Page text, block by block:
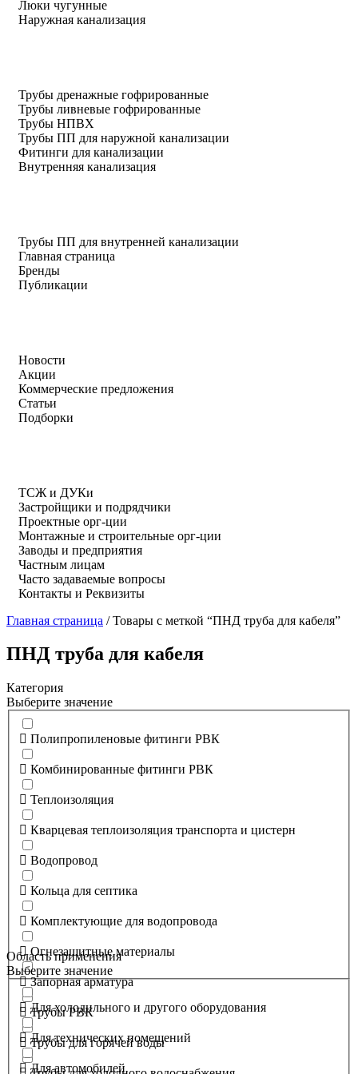
Люки чугунные
Наружная канализация
Трубы дренажные гофрированные
Трубы ливневые гофрированные
Трубы НПВХ
Трубы ПП для наружной канализации
Фитинги для канализации
Внутренняя канализация
Трубы ПП для внутренней канализации
Главная страница
Бренды
Публикации
Новости
Акции
Коммерческие предложения
Статьи
Подборки
ТСЖ и ДУКи
Застройщики и подрядчики
Проектные орг-ции
Монтажные и строительные орг-ции
Заводы и предприятия
Частным лицам
Часто задаваемые вопросы
Контакты и Реквизиты
Главная страница /Товары с меткой “ПНД труба для кабеля”
ПНД труба для кабеля
Категория
Выберите значение
Полипропиленовые фитинги РВК
Комбинированные фитинги РВК
Теплоизоляция
Кварцевая теплоизоляция транспорта и цистерн
Водопровод
Кольца для септика
Комплектующие для водопровода
Огнезащитные материалы
Запорная арматура
Трубы РВК
Трубы для горячей воды
Область применения
Выберите значение
Для холодильного и другого оборудования
Для технических помещений
Для автомобилей